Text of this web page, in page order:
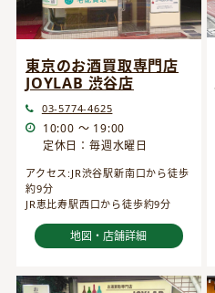
東京のお酒買取専門店
JOYLAB 渋谷店
03-5774-4625
10:00 ～ 19:00
定休日：毎週水曜日
アクセス:JR渋谷駅新南口から徒歩
約9分
JR恵比寿駅西口から徒歩約9分
地図・店舗詳細